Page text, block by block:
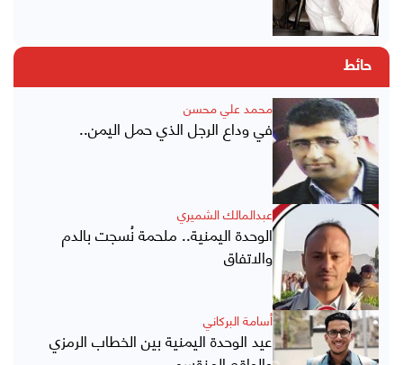
حائط
محمد علي محسن
في وداع الرجل الذي حمل اليمن..
عبدالمالك الشميري
الوحدة اليمنية.. ملحمة نُسجت بالدم
والاتفاق
أسامة البركاني
عيد الوحدة اليمنية بين الخطاب الرمزي